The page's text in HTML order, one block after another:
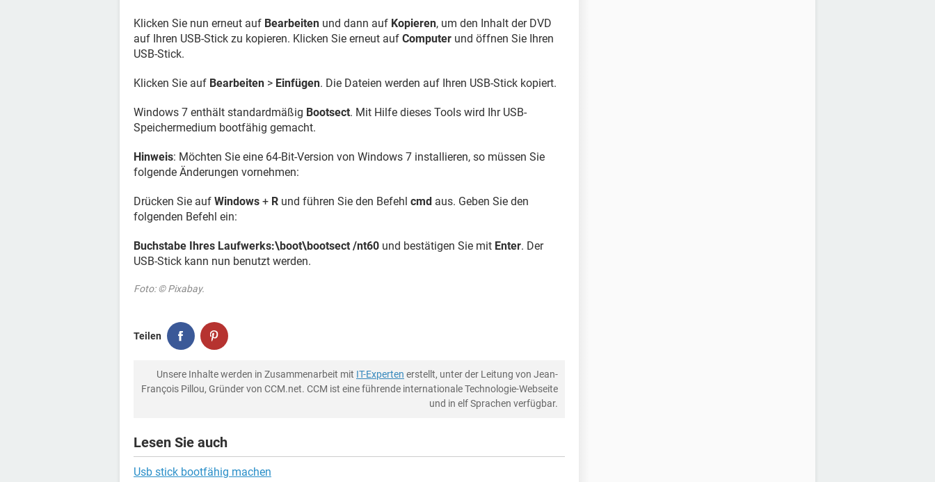
Klicken Sie nun erneut auf Bearbeiten und dann auf Kopieren, um den Inhalt der DVD
auf Ihren USB-Stick zu kopieren. Klicken Sie erneut auf Computer und öffnen Sie Ihren
USB-Stick.
Klicken Sie auf Bearbeiten > Einfügen. Die Dateien werden auf Ihren USB-Stick kopiert.
Windows 7 enthält standardmäßig Bootsect. Mit Hilfe dieses Tools wird Ihr USB-
Speichermedium bootfähig gemacht.
Hinweis: Möchten Sie eine 64-Bit-Version von Windows 7 installieren, so müssen Sie
folgende Änderungen vornehmen:
Drücken Sie auf Windows + R und führen Sie den Befehl cmd aus. Geben Sie den
folgenden Befehl ein:
Buchstabe Ihres Laufwerks:\boot\bootsect /nt60 und bestätigen Sie mit Enter. Der
USB-Stick kann nun benutzt werden.
Foto: © Pixabay.
Teilen
Unsere Inhalte werden in Zusammenarbeit mit IT-Experten erstellt, unter der Leitung von Jean-
François Pillou, Gründer von CCM.net. CCM ist eine führende internationale Technologie-Webseite
und in elf Sprachen verfügbar.
Lesen Sie auch
Usb stick bootfähig machen